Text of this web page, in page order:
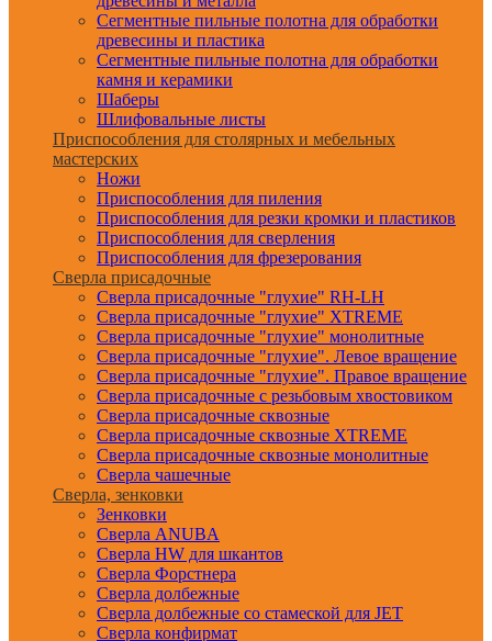
Сегментные пильные полотна для обработки
древесины и пластика
Сегментные пильные полотна для обработки
камня и керамики
Шаберы
Шлифовальные листы
Приспособления для столярных и мебельных
мастерских
Ножи
Приспособления для пиления
Приспособления для резки кромки и пластиков
Приспособления для сверления
Приспособления для фрезерования
Сверла присадочные
Сверла присадочные "глухие" RH-LH
Сверла присадочные "глухие" XTREME
Сверла присадочные "глухие" монолитные
Сверла присадочные "глухие". Левое вращение
Сверла присадочные "глухие". Правое вращение
Сверла присадочные с резьбовым хвостовиком
Сверла присадочные сквозные
Сверла присадочные сквозные XTREME
Сверла присадочные сквозные монолитные
Сверла чашечные
Сверла, зенковки
Зенковки
Сверла ANUBA
Сверла HW для шкантов
Сверла Форстнера
Сверла долбежные
Сверла долбежные со стамеской для JET
Сверла конфирмат